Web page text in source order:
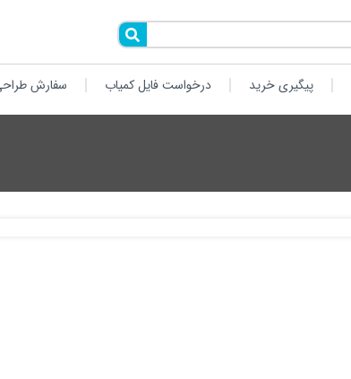
پیگیری خرید درخواست فایل کمیاب سفارش